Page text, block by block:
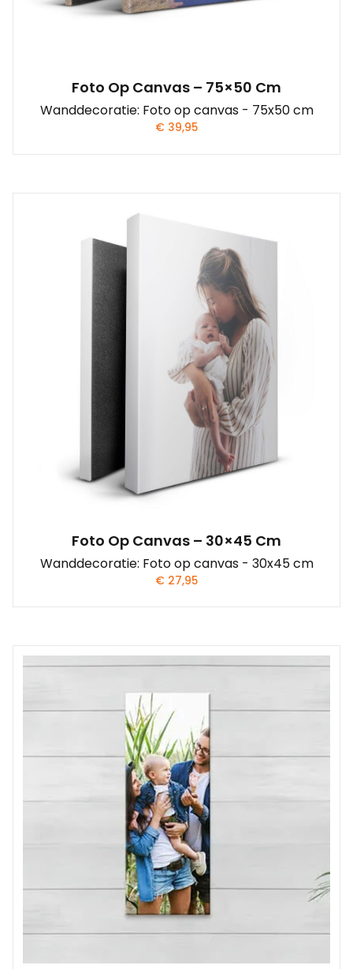
Foto Op Canvas – 75×50 Cm
Wanddecoratie: Foto op canvas - 75x50 cm
€ 39,95
Foto Op Canvas – 30×45 Cm
Wanddecoratie: Foto op canvas - 30x45 cm
€ 27,95